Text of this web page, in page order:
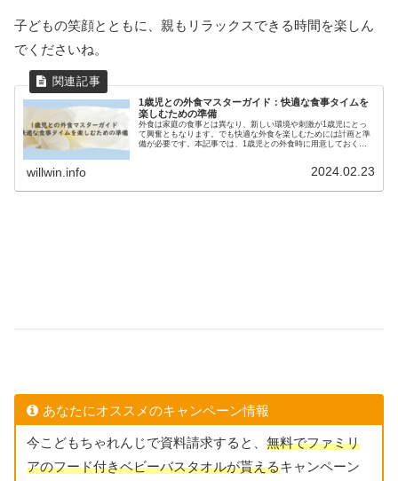
子どもの笑顔とともに、親もリラックスできる時間を楽しん
でくださいね。
1歳児との外食マスターガイド：快適な食事タイムを
楽しむための準備
外食は家庭の食事とは異なり、新しい環境や刺激が1歳児にとっ
て興奮ともなります。でも快適な外食を楽しむためには計画と準
備が必要です。本記事では、1歳児との外食時に用意しておくべ
willwin.info 2024.02.23
あなたにオススメのキャンペーン情報
今こどもちゃれんじで資料請求すると、 無料でファミリ
アのフード付きベビーバスタオルが貰えるキャンペーン